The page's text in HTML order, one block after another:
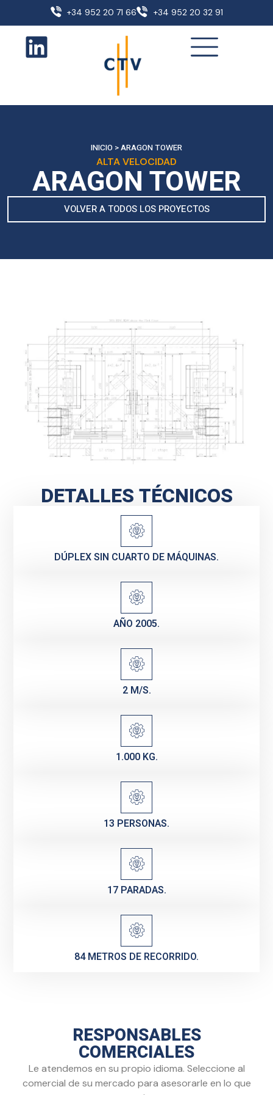
+34 952 20 71 66 +34 952 20 32 91
INICIO >ARAGON TOWER
ALTA VELOCIDAD
ARAGON TOWER
VOLVER A TODOS LOS PROYECTOS
DETALLES TÉCNICOS
DÚPLEX SIN CUARTO DE MÁQUINAS.
AÑO 2005.
2 M/S.
1.000 KG.
13 PERSONAS.
17 PARADAS.
84 METROS DE RECORRIDO.
RESPONSABLES
COMERCIALES
Le atendemos en su propio idioma. Seleccione al
comercial de su mercado para asesorarle en lo que